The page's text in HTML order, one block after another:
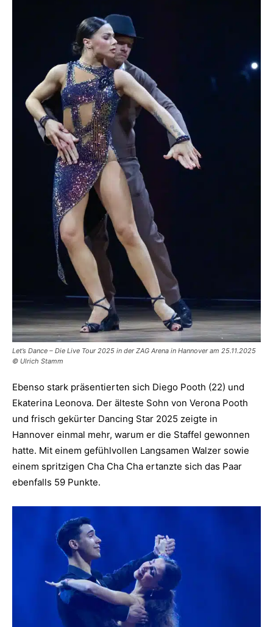
Let’s Dance – Die Live Tour 2025 in der ZAG Arena in Hannover am 25.11.2025
© Ulrich Stamm
Ebenso stark präsentierten sich Diego Pooth (22) und
Ekaterina Leonova. Der älteste Sohn von Verona Pooth
und frisch gekürter Dancing Star 2025 zeigte in
Hannover einmal mehr, warum er die Staffel gewonnen
hatte. Mit einem gefühlvollen Langsamen Walzer sowie
einem spritzigen Cha Cha Cha ertanzte sich das Paar
ebenfalls 59 Punkte.